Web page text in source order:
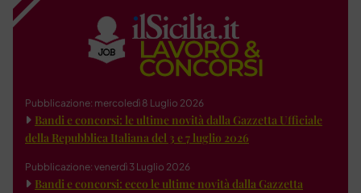
Pubblicazione: mercoledì 8 Luglio 2026
Bandi e concorsi: le ultime novità dalla Gazzetta Ufficiale
della Repubblica Italiana del 3 e 7 luglio 2026
Pubblicazione: venerdì 3 Luglio 2026
Bandi e concorsi: ecco le ultime novità dalla Gazzetta